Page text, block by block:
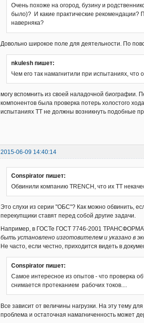
Очень похоже на огород, бузину и
было)? И какие практические рекомендации?
наверняка?
Довольно широкое поле для деятельности. По
nkulesh пишет:
Чем его так намагнитили при испытаниях, что
могу вспомнить из своей наладочной биографии.
компонентов была проверка потерь холостого
испытаниях ТТ не должны возникнуть подобные
2015-06-09 14:40:14
Conspirator пишет:
Обвинили компанию TRENCH, что их ТТ
Это слухи из серии "ОБС"? Как можно обвинить,
перекупщики ставят перед собой другие задачи.
Например, в ГОСТе ГОСТ 7746-2001
быть установлено изготовителем и указано в
Не часто, если честно, приходится видеть в
Conspirator пишет:
Самое интересное из опытов - что проверка
снимается протеканием рабочих токов....
Все зависит от величины нагрузки. На эту тему
проблема и остаточная намагниченность может